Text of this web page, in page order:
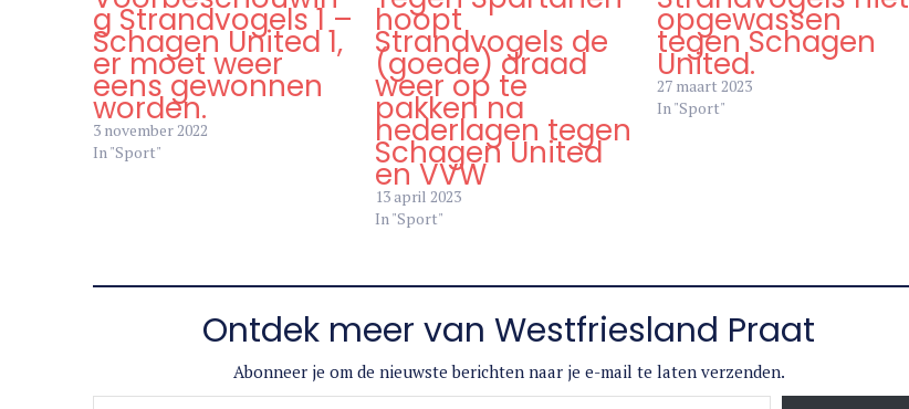
g Strandvogels 1 –
Schagen United 1,
er moet weer
eens gewonnen
worden.
3 november 2022
In "Sport"
hoopt
Strandvogels de
(goede) draad
weer op te
pakken na
nederlagen tegen
Schagen United
en VVW
13 april 2023
In "Sport"
opgewassen
tegen Schagen
United.
27 maart 2023
In "Sport"
Ontdek meer van Westfriesland Praat
Abonneer je om de nieuwste berichten naar je e-mail te laten verzenden.
Typ je e-mail...